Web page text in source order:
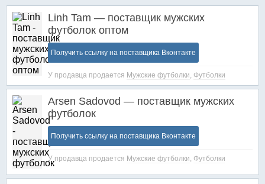
Linh Tam — поставщик мужских
футболок оптом
Получить ссылку на поставщика Вконтакте
У продавца продается Мужские футболки, Футболки
Arsen Sadovod — поставщик мужских
футболок
Получить ссылку на поставщика Вконтакте
У продавца продается Мужские футболки, Футболки